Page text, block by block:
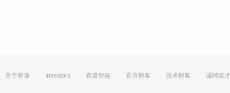
关于有道 Investors 有道智选 官方博客 技术博客 诚聘英才